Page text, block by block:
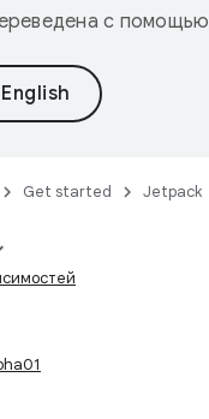
с помощью
Get started Jetpack